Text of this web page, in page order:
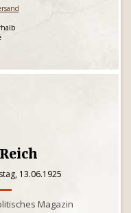
13.06.1925
Magazin